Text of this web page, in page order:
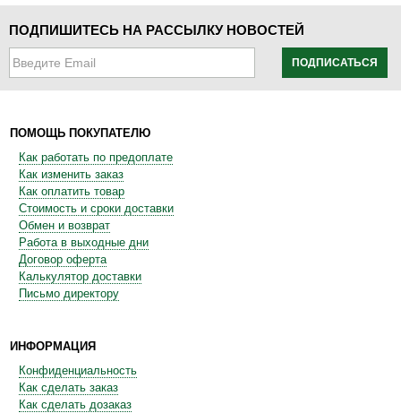
ПОДПИШИТЕСЬ НА РАССЫЛКУ НОВОСТЕЙ
ПОДПИСАТЬСЯ
ПОМОЩЬ ПОКУПАТЕЛЮ
Как работать по предоплате
Как изменить заказ
Как оплатить товар
Стоимость и сроки доставки
Обмен и возврат
Работа в выходные дни
Договор оферта
Калькулятор доставки
Письмо директору
ИНФОРМАЦИЯ
Конфиденциальность
Как сделать заказ
Как сделать дозаказ